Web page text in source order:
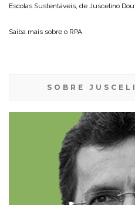
Escolas Sustentáveis, de Juscelino
Saiba mais sobre o RPA
SOBRE